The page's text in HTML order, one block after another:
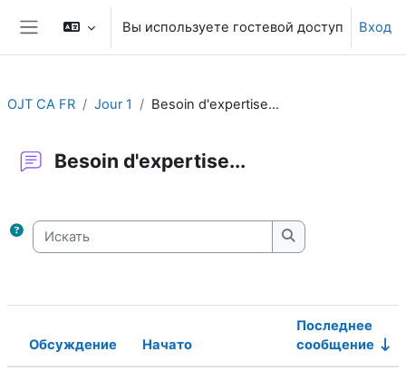
Перейти к основному содержанию
Боковая панель
Вы используете гостевой доступ Вход
OJT CA FR Jour 1 Besoin d'expertise...
Besoin d'expertise...
Искать
Искать
Статус
Обсуждение Начато
Последнее
сообщение